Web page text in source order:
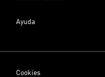
Ayuda
Cookies